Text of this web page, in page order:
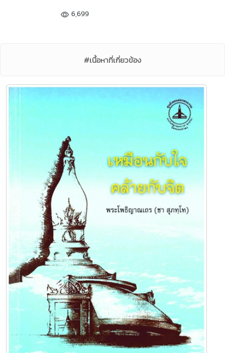
6,699
#เนื้อหาที่เกี่ยวข้อง